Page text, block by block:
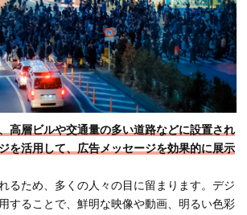
高層ビルや交通量の多い道路などに設置され
を活用して、広告メッセージを効果的に展示
るため、多くの人々の目に留まります。デジ
することで、鮮明な映像や動画、明るい色彩